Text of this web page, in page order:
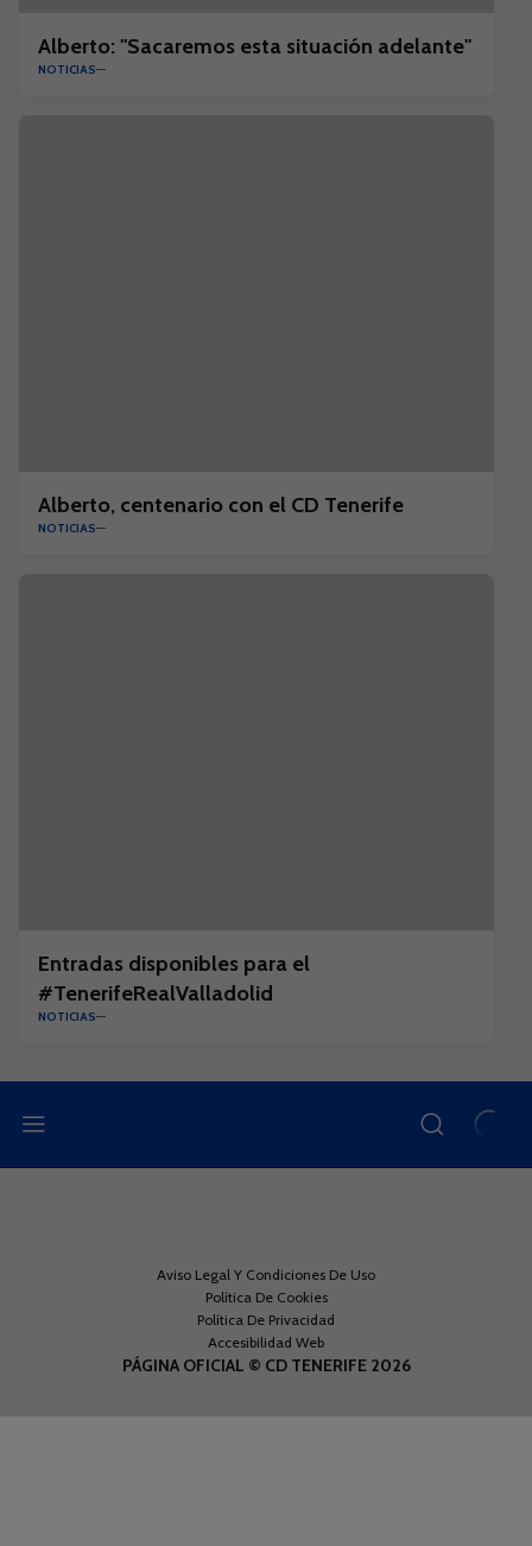
Alberto: "Sacaremos esta situación adelante"
NOTICIAS
Alberto, centenario con el CD Tenerife
NOTICIAS
Entradas disponibles para el
#TenerifeRealValladolid
NOTICIAS
Aviso Legal Y Condiciones De Uso
Política De Cookies
Política De Privacidad
Accesibilidad Web
PÁGINA OFICIAL © CD TENERIFE 2026